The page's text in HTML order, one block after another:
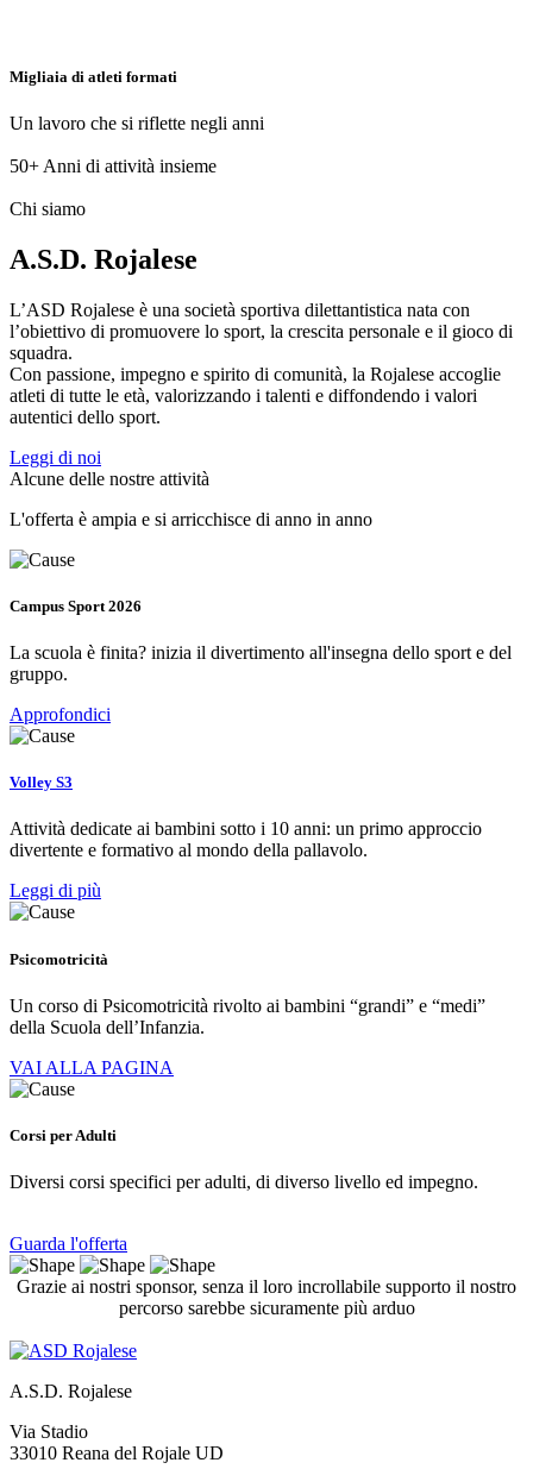
Migliaia di atleti formati
Un lavoro che si riflette negli anni
50+ Anni di attività insieme
Chi siamo
A.S.D. Rojalese
L’ASD Rojalese è una società sportiva dilettantistica nata con
l’obiettivo di promuovere lo sport, la crescita personale e il gioco di
squadra.
Con passione, impegno e spirito di comunità, la Rojalese accoglie
atleti di tutte le età, valorizzando i talenti e diffondendo i valori
autentici dello sport.
Leggi di noi
Alcune delle nostre attività
L'offerta è ampia e si arricchisce di anno in anno
Campus Sport 2026
La scuola è finita? inizia il divertimento all'insegna dello sport e del
gruppo.
Approfondici
Volley S3
Attività dedicate ai bambini sotto i 10 anni: un primo approccio
divertente e formativo al mondo della pallavolo.
Leggi di più
Psicomotricità
Un corso di Psicomotricità rivolto ai bambini “grandi” e “medi”
della Scuola dell’Infanzia.
VAI ALLA PAGINA
Corsi per Adulti
Diversi corsi specifici per adulti, di diverso livello ed impegno.
Guarda l'offerta
Grazie ai nostri sponsor, senza il loro incrollabile supporto il nostro
percorso sarebbe sicuramente più arduo
A.S.D. Rojalese
Via Stadio
33010 Reana del Rojale UD